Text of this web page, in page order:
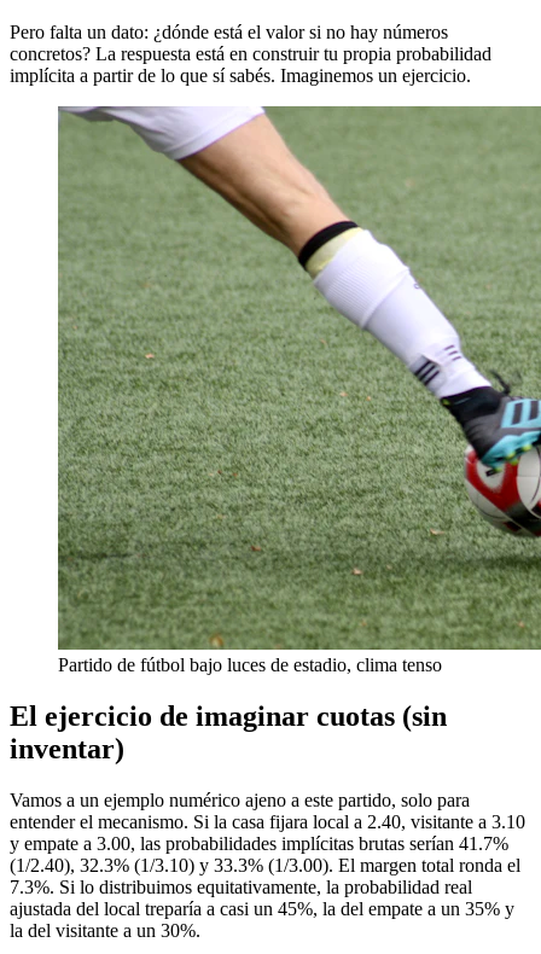
Pero falta un dato: ¿dónde está el valor si no hay números
concretos? La respuesta está en construir tu propia probabilidad
implícita a partir de lo que sí sabés. Imaginemos un ejercicio.
Partido de fútbol bajo luces de estadio, clima tenso
El ejercicio de imaginar cuotas (sin
inventar)
Vamos a un ejemplo numérico ajeno a este partido, solo para
entender el mecanismo. Si la casa fijara local a 2.40, visitante a 3.10
y empate a 3.00, las probabilidades implícitas brutas serían 41.7%
(1/2.40), 32.3% (1/3.10) y 33.3% (1/3.00). El margen total ronda el
7.3%. Si lo distribuimos equitativamente, la probabilidad real
ajustada del local treparía a casi un 45%, la del empate a un 35% y
la del visitante a un 30%.